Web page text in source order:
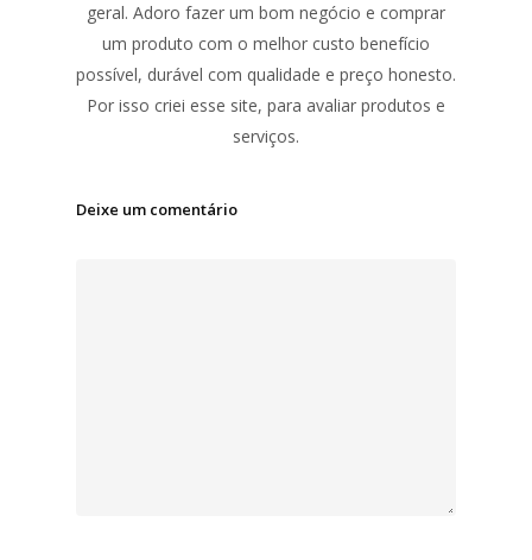
geral. Adoro fazer um bom negócio e comprar
um produto com o melhor custo benefício
possível, durável com qualidade e preço honesto.
Por isso criei esse site, para avaliar produtos e
serviços.
Deixe um comentário